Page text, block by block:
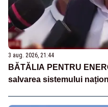
3 aug. 2026, 21:44
BĂTĂLIA PENTRU
salvarea sistemului